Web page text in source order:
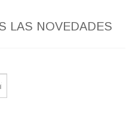
LAS NOVEDADES